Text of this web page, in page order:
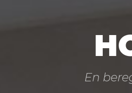
En